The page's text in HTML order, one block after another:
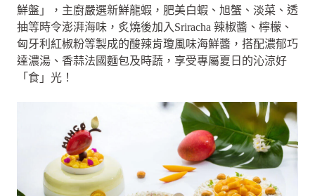
鮮盤」，主廚嚴選新鮮龍蝦，肥美白蝦、旭蟹、淡菜、透
抽等時令澎湃海味，炙燒後加入Sriracha 辣椒醬、檸檬、
匈牙利紅椒粉等製成的酸辣肯瓊風味海鮮醬，搭配濃郁巧
達濃湯、香蒜法國麵包及時蔬，享受專屬夏日的沁涼好
「食」光！